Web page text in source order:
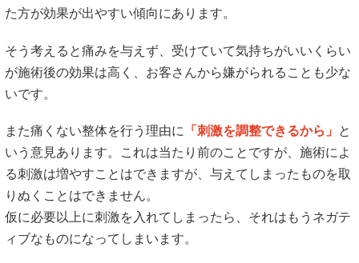
た方が効果が出やすい傾向にあります。
そう考えると痛みを与えず、受けていて気持ちがいいくらい
が施術後の効果は高く、お客さんから嫌がられることも少な
いです。
また痛くない整体を行う理由に 「 刺激を調整できるから」 と
いう意見あります。これは当たり前のことですが、施術によ
る刺激は増やすことはできますが、与えてしまったものを取
りぬくことはできません。
仮に必要以上に刺激を入れてしまったら、それはもうネガテ
ィブなものになってしまいます。